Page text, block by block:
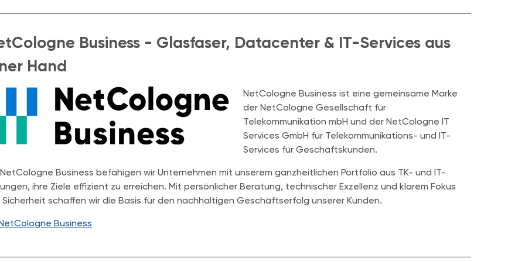
Business - Glasfaser, Datacenter & IT-Services aus
Hand
NetCologne Business ist eine gemeinsame Marke
der NetCologne Gesellschaft für
Telekommunikation mbH und der NetCologne IT
Services GmbH für Telekommunikations- und IT-
Services für Geschäftskunden.
Business befähigen wir Unternehmen mit unserem ganzheitlichen Portfolio aus TK- und IT-
ihre Ziele effizient zu erreichen. Mit persönlicher Beratung, technischer Exzellenz und klarem Fokus
schaffen wir die Basis für den nachhaltigen Geschäftserfolg unserer Kunden.
Business